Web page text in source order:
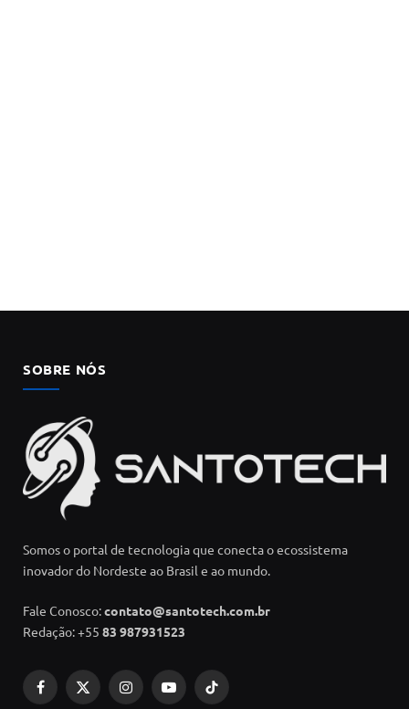
SOBRE NÓS
Somos o portal de tecnologia que conecta o ecossistema
inovador do Nordeste ao Brasil e ao mundo.
Fale Conosco:contato@santotech.com.br
Redação: +55 83 987931523
Facebook
X
InstagramYouTubeTikTok